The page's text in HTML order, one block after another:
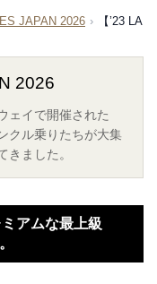
JAPAN 2026 › 【’23
2026
ェイで開催された
クル乗りたちが大集
ました。
アムな最上級